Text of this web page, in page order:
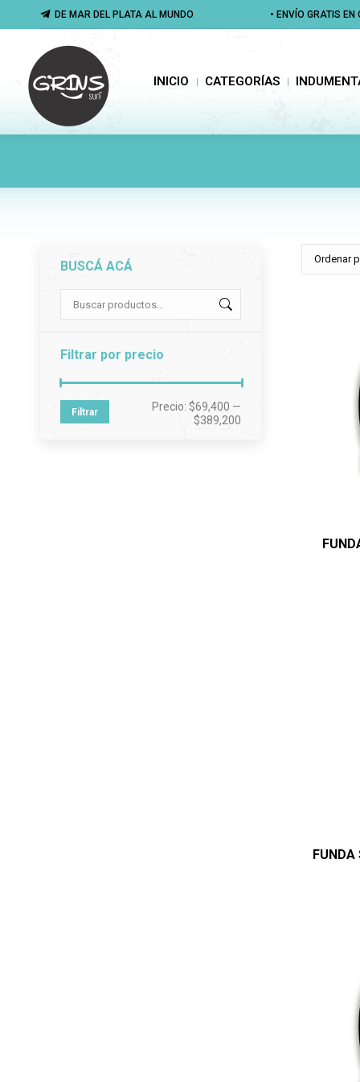
DE MAR DEL PLATA AL MUNDO • ENVÍO GRATIS
INICIO CATEGORÍAS
FUNDA
BUSCÁ ACÁ
Filtrar por precio
Filtrar Precio: $69,400 —
$389,200
DE MAR DEL PLATA AL MUNDO • ENVÍO GRATIS
INICIO CATEGORÍAS